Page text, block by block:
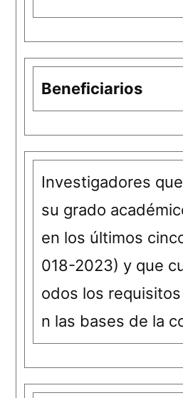
Beneficiarios
Investigadores
su grado
en los últimos
018-2023) y que
odos los
n las bases de la